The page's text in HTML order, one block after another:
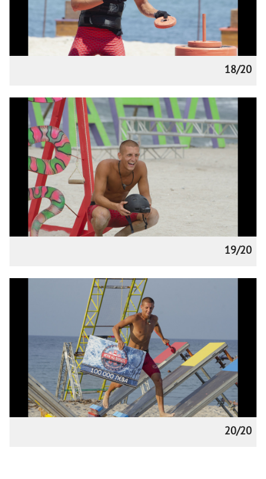
18/20
19/20
20/20